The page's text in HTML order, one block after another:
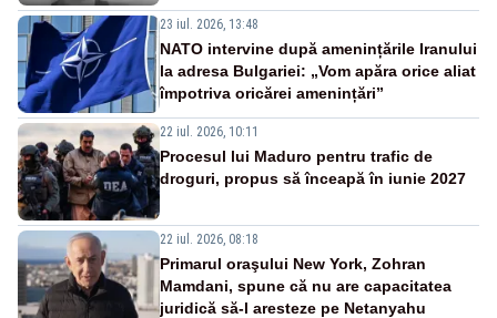
23 iul. 2026, 13:48
NATO intervine după amenințările Iranului
la adresa Bulgariei: „Vom apăra orice aliat
împotriva oricărei amenințări”
22 iul. 2026, 10:11
Procesul lui Maduro pentru trafic de
droguri, propus să înceapă în iunie 2027
22 iul. 2026, 08:18
Primarul oraşului New York, Zohran
Mamdani, spune că nu are capacitatea
juridică să-l aresteze pe Netanyahu